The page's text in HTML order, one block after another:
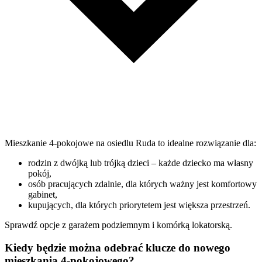
Mieszkanie 4-pokojowe na osiedlu Ruda to idealne rozwiązanie dla:
rodzin z dwójką lub trójką dzieci – każde dziecko ma własny
pokój,
osób pracujących zdalnie, dla których ważny jest komfortowy
gabinet,
kupujących, dla których priorytetem jest większa przestrzeń.
Sprawdź opcje z garażem podziemnym i komórką lokatorską.
Kiedy będzie można odebrać klucze do nowego